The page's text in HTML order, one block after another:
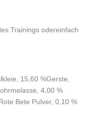
Trainings odereinfach
15,60 %Gerste,
4,00 %
Bete Pulver, 0,10 %